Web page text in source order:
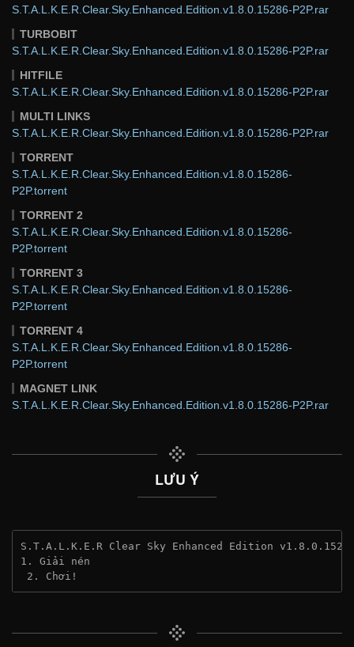
S.T.A.L.K.E.R.Clear.Sky.Enhanced.Edition.v1.8.0.15286-P2P.rar
TURBOBIT
S.T.A.L.K.E.R.Clear.Sky.Enhanced.Edition.v1.8.0.15286-P2P.rar
HITFILE
S.T.A.L.K.E.R.Clear.Sky.Enhanced.Edition.v1.8.0.15286-P2P.rar
MULTI LINKS
S.T.A.L.K.E.R.Clear.Sky.Enhanced.Edition.v1.8.0.15286-P2P.rar
TORRENT
S.T.A.L.K.E.R.Clear.Sky.Enhanced.Edition.v1.8.0.15286-
P2P.torrent
TORRENT 2
S.T.A.L.K.E.R.Clear.Sky.Enhanced.Edition.v1.8.0.15286-
P2P.torrent
TORRENT 3
S.T.A.L.K.E.R.Clear.Sky.Enhanced.Edition.v1.8.0.15286-
P2P.torrent
TORRENT 4
S.T.A.L.K.E.R.Clear.Sky.Enhanced.Edition.v1.8.0.15286-
P2P.torrent
MAGNET LINK
S.T.A.L.K.E.R.Clear.Sky.Enhanced.Edition.v1.8.0.15286-P2P.rar
LƯU Ý
S.T.A.L.K.E.R Clear Sky Enhanced Edition
1. Giải nén
2. Chơi!